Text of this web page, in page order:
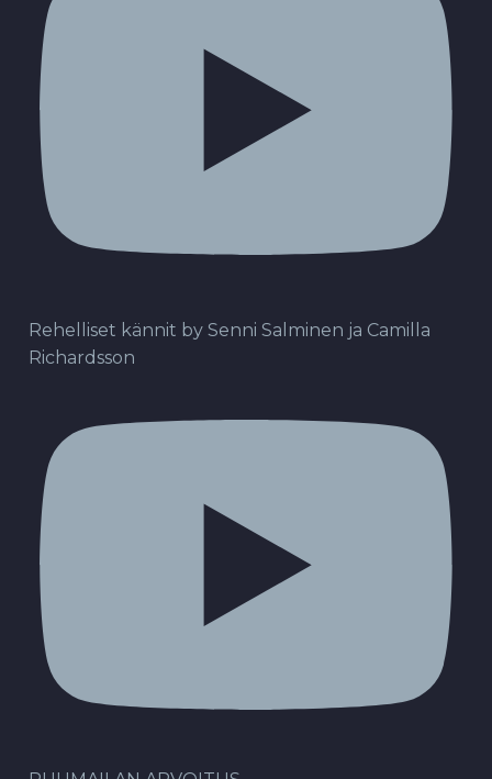
Rehelliset kännit by Senni Salminen ja Camilla
Richardsson